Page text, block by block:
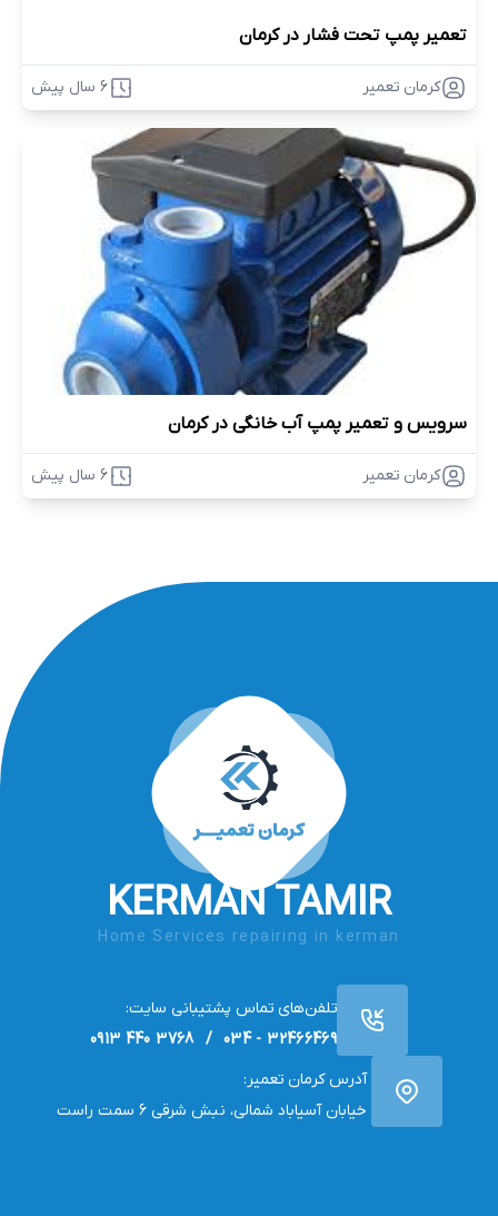
تعمیر پمپ تحت فشار در کرمان
کرمان تعمیر 6 سال پیش
سرویس و تعمیر پمپ آب خانگی در کرمان
کرمان تعمیر 6 سال پیش
KERMAN TAMIR
Home Services repairing in kerman
تلفن‌های تماس پشتیبانی سایت:
32466469 - 034 / 3768 440 0913
آدرس کرمان تعمیر:
خیابان آسیاباد شمالی، نبش شرقی 6 سمت راست